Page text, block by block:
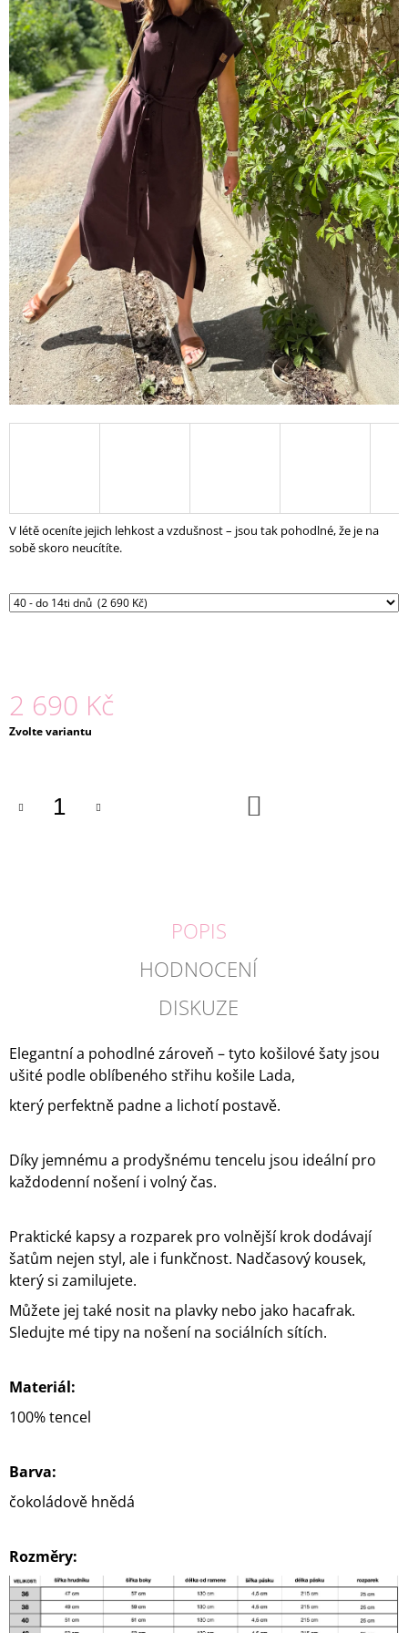
V létě oceníte jejich lehkost a vzdušnost – jsou tak pohodlné, že je na
sobě skoro neucítíte.
2 690 Kč
Měrná
Zvolte variantu
POPIS
HODNOCENÍ
DISKUZE
Elegantní a pohodlné zároveň – tyto košilové šaty jsou
ušité podle oblíbeného střihu košile Lada,
který perfektně padne a lichotí postavě.
Díky jemnému a prodyšnému tencelu jsou ideální pro
každodenní nošení i volný čas.
Praktické kapsy a rozparek pro volnější krok dodávají
šatům nejen styl, ale i funkčnost. Nadčasový kousek,
který si zamilujete.
Můžete jej také nosit na plavky nebo jako hacafrak.
Sledujte mé tipy na nošení na sociálních sítích.
Materiál:
100% tencel
Barva:
čokoládově hnědá
Rozměry:
A
J
Í
T
?
HLEDAT
D
O
P
O
R
U
Č
U
J
DARINA
CULOTTES
-
290
Kč